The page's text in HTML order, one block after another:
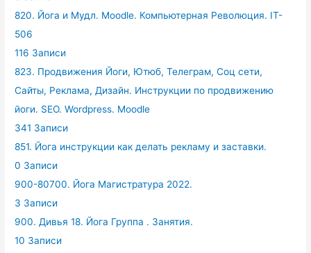
820. Йога и Мудл. Moodle. Компьютерная Революция. IT-
506
116 Записи
823. Продвижения Йоги, Ютюб, Телеграм, Соц сети,
Сайты, Реклама, Дизайн. Инструкции по продвижению
йоги. SEO. Wordpress. Moodle
341 Записи
851. Йога инструкции как делать рекламу и заставки.
0 Записи
900-80700. Йога Магистратура 2022.
3 Записи
900. Дивья 18. Йога Группа . Занятия.
10 Записи